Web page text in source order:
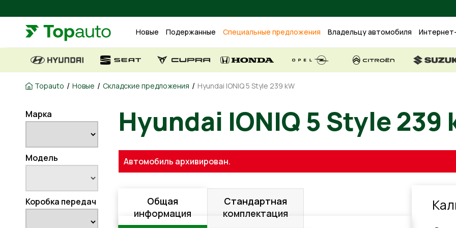
Новые Подержанные Специальные предложения Владельцу автомобиля
Topauto / Новые / Складские предложения / Hyundai IONIQ 5 Style 239 kW
Марка
Модель
Коробка передач
Hyundai IONIQ 5 Style 239
Автомобиль архивирован.
Общая
информация
Стандартная
комплектация